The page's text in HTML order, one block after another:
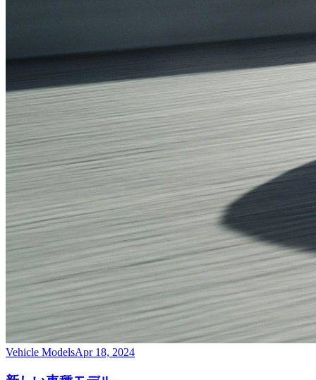
Vehicle ModelsApr 18, 2024